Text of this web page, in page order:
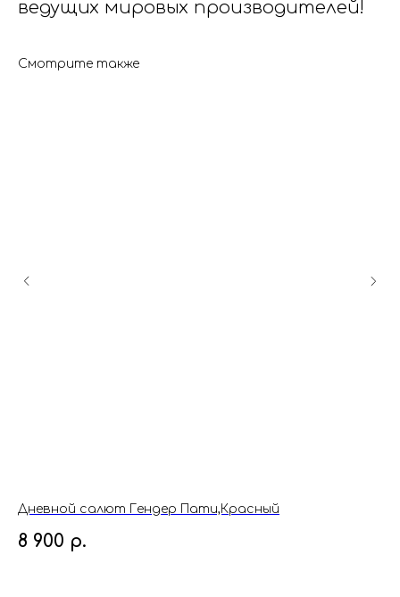
ведущих мировых производителей!
Смотрите также
Дневной салют Гендер Пати,Красный
8 900 р.